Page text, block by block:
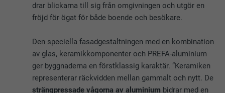
drar blickarna till sig från omgivningen och utgör en
fröjd för ögat för både boende och besökare.
Den speciella fasadgestaltningen med en kombination
av glas, keramikkomponenter och PREFA-aluminium
ger byggnaderna en förstklassig karaktär. ”Keramiken
representerar räckvidden mellan gammalt och nytt. De
strängpressade vågorna av aluminium bidrar med en